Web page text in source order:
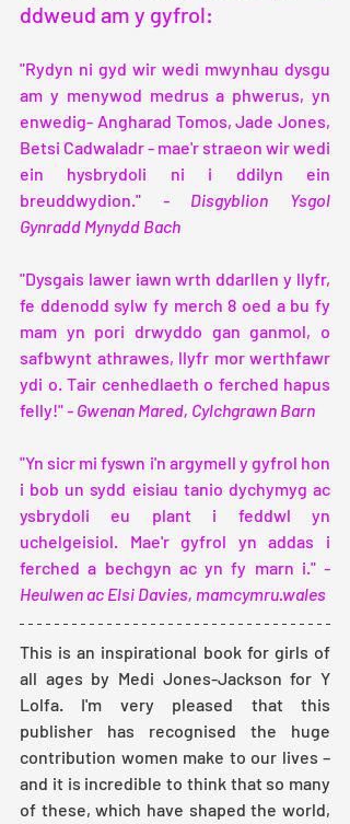
ddweud am y gyfrol:
"Rydyn ni gyd wir wedi mwynhau dysgu
am y menywod medrus a phwerus, yn
enwedig- Angharad Tomos, Jade Jones,
Betsi Cadwaladr - mae'r straeon wir wedi
ein hysbrydoli ni i ddilyn ein
breuddwydion." - Disgyblion Ysgol
Gynradd Mynydd Bach
"Dysgais lawer iawn wrth ddarllen y llyfr,
fe ddenodd sylw fy merch 8 oed a bu fy
mam yn pori drwyddo gan ganmol, o
safbwynt athrawes, llyfr mor werthfawr
ydi o. Tair cenhedlaeth o ferched hapus
felly!" - Gwenan Mared, Cylchgrawn Barn
"Yn sicr mi fyswn i'n argymell y gyfrol hon
i bob un sydd eisiau tanio dychymyg ac
ysbrydoli eu plant i feddwl yn
uchelgeisiol. Mae'r gyfrol yn addas i
ferched a bechgyn ac yn fy marn i." -
Heulwen ac Elsi Davies, mamcymru.wales
This is an inspirational book for girls of
all ages by Medi Jones-Jackson for Y
Lolfa. I'm very pleased that this
publisher has recognised the huge
contribution women make to our lives –
and it is incredible to think that so many
of these, which have shaped the world,